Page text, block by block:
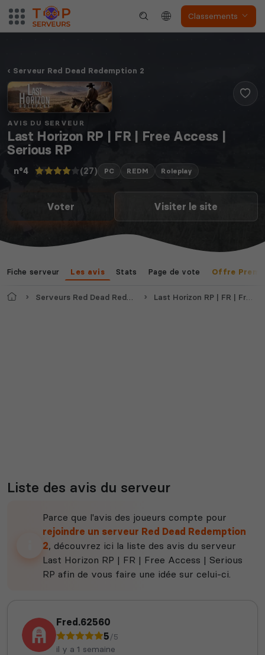
Classements
Serveur Red Dead Redemption 2
AVIS DU SERVEUR
Last Horizon RP | FR | Free Access |
Serious RP
n°4 (27) PC REDM Roleplay
Voter Visiter le site
Fiche serveur Les avis Stats Page de vote Offre
AccueilServeurs Red Dead Redemption 2 Last Horizon RP | FR | Free Access | Serious RP
Liste des avis du serveur
Parce que l'avis des joueurs compte pour
rejoindre un serveur Red Dead Redemption
2, découvrez ici la liste des avis du serveur
Last Horizon RP | FR | Free Access | Serious
RP afin de vous faire une idée sur celui-ci.
Fred.62560
5/5
il y a 1 semaine